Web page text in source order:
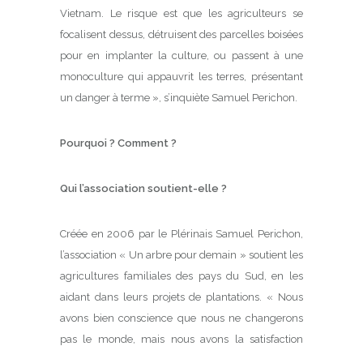
Vietnam. Le risque est que les agriculteurs se
focalisent dessus, détruisent des parcelles boisées
pour en implanter la culture, ou passent à une
monoculture qui appauvrit les terres, présentant
un danger à terme », s’inquiète Samuel Perichon.
Pourquoi ? Comment ?
Qui l’association soutient-elle ?
Créée en 2006 par le Plérinais Samuel Perichon,
l’association « Un arbre pour demain » soutient les
agricultures familiales des pays du Sud, en les
aidant dans leurs projets de plantations. « Nous
avons bien conscience que nous ne changerons
pas le monde, mais nous avons la satisfaction